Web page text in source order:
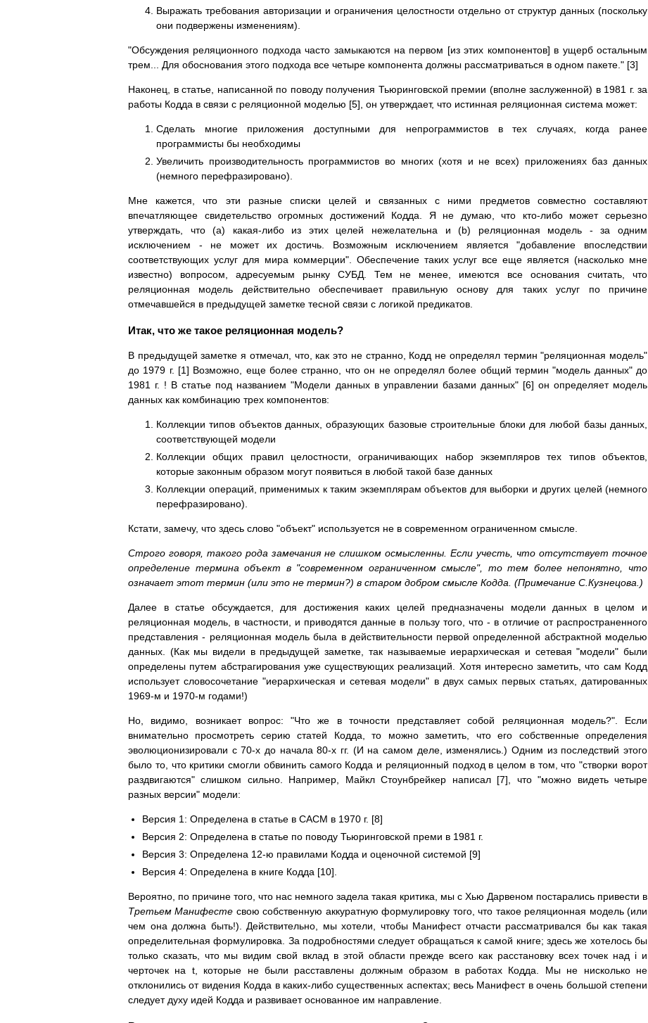
Выражать требования авторизации и ограничения целостности отдельно от структур данных (поскольку
они подвержены изменениям).
"Обсуждения реляционного подхода часто замыкаются на первом [из этих компонентов] в ущерб остальным
трем... Для обоснования этого подхода все четыре компонента должны рассматриваться в одном пакете." [3]
Наконец, в статье, написанной по поводу получения Тьюринговской премии (вполне заслуженной) в 1981 г. за
работы Кодда в связи с реляционной моделью [5], он утверждает, что истинная реляционная система может:
Сделать многие приложения доступными для непрограммистов в тех случаях, когда ранее
программисты бы необходимы
Увеличить производительность программистов во многих (хотя и не всех) приложениях баз данных
(немного перефразировано).
Мне кажется, что эти разные списки целей и связанных с ними предметов совместно составляют
впечатляющее свидетельство огромных достижений Кодда. Я не думаю, что кто-либо может серьезно
утверждать, что (a) какая-либо из этих целей нежелательна и (b) реляционная модель - за одним
исключением - не может их достичь. Возможным исключением является "добавление впоследствии
соответствующих услуг для мира коммерции". Обеспечение таких услуг все еще является (насколько мне
известно) вопросом, адресуемым рынку СУБД. Тем не менее, имеются все основания считать, что
реляционная модель действительно обеспечивает правильную основу для таких услуг по причине
отмечавшейся в предыдущей заметке тесной связи с логикой предикатов.
Итак, что же такое реляционная модель?
В предыдущей заметке я отмечал, что, как это не странно, Кодд не определял термин "реляционная модель"
до 1979 г. [1] Возможно, еще более странно, что он не определял более общий термин "модель данных" до
1981 г. ! В статье под названием "Модели данных в управлении базами данных" [6] он определяет модель
данных как комбинацию трех компонентов:
Коллекции типов объектов данных, образующих базовые строительные блоки для любой базы данных,
соответствующей модели
Коллекции общих правил целостности, ограничивающих набор экземпляров тех типов объектов,
которые законным образом могут появиться в любой такой базе данных
Коллекции операций, применимых к таким экземплярам объектов для выборки и других целей (немного
перефразировано).
Кстати, замечу, что здесь слово "объект" используется не в современном ограниченном смысле.
Строго говоря, такого рода замечания не слишком осмысленны. Если учесть, что отсутствует точное
определение термина объект в "современном ограниченном смысле", то тем более непонятно, что
означает этот термин (или это не термин?) в старом добром смысле Кодда. (Примечание С.Кузнецова.)
Далее в статье обсуждается, для достижения каких целей предназначены модели данных в целом и
реляционная модель, в частности, и приводятся данные в пользу того, что - в отличие от распространенного
представления - реляционная модель была в действительности первой определенной абстрактной моделью
данных. (Как мы видели в предыдущей заметке, так называемые иерархическая и сетевая "модели" были
определены путем абстрагирования уже существующих реализаций. Хотя интересно заметить, что сам Кодд
использует словосочетание "иерархическая и сетевая модели" в двух самых первых статьях, датированных
1969-м и 1970-м годами!)
Но, видимо, возникает вопрос: "Что же в точности представляет собой реляционная модель?". Если
внимательно просмотреть серию статей Кодда, то можно заметить, что его собственные определения
эволюционизировали с 70-х до начала 80-х гг. (И на самом деле, изменялись.) Одним из последствий этого
было то, что критики смогли обвинить самого Кодда и реляционный подход в целом в том, что "створки ворот
раздвигаются" слишком сильно. Например, Майкл Стоунбрейкер написал [7], что "можно видеть четыре
разных версии" модели:
Версия 1: Определена в статье в CACM в 1970 г. [8]
Версия 2: Определена в статье по поводу Тьюринговской преми в 1981 г.
Версия 3: Определена 12-ю правилами Кодда и оценочной системой [9]
Версия 4: Определена в книге Кодда [10].
Вероятно, по причине того, что нас немного задела такая критика, мы с Хью Дарвеном постарались привести в
Третьем Манифесте свою собственную аккуратную формулировку того, что такое реляционная модель (или
чем она должна быть!). Действительно, мы хотели, чтобы Манифест отчасти рассматривался бы как такая
определительная формулировка. За подробностями следует обращаться к самой книге; здесь же хотелось бы
только сказать, что мы видим свой вклад в этой области прежде всего как расстановку всех точек над i и
черточек на t, которые не были расставлены должным образом в работах Кодда. Мы не нисколько не
отклонились от видения Кодда в каких-либо существенных аспектах; весь Манифест в очень большой степени
следует духу идей Кодда и развивает основанное им направление.